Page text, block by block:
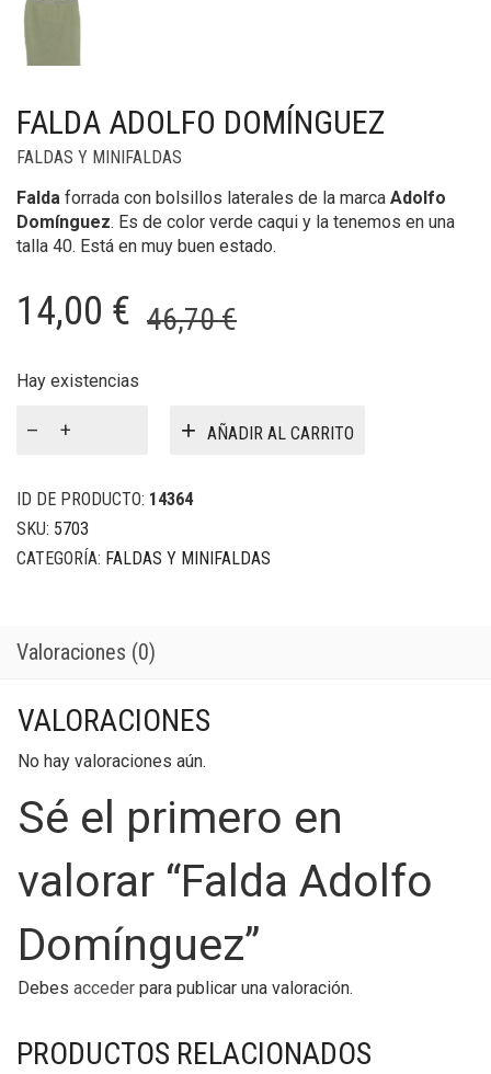
FALDA ADOLFO DOMÍNGUEZ
FALDAS Y MINIFALDAS
Falda forrada con bolsillos laterales de la marca Adolfo
Domínguez. Es de color verde caqui y la tenemos en una
talla 40. Está en muy buen estado.
46,70€El
era:
14,00 €
El
es:
Hay existencias
Adolfo
cantidad
AÑADIR AL CARRITO
ID DE PRODUCTO: 14364
SKU: 5703
CATEGORÍA: FALDAS Y MINIFALDAS
Valoraciones (0)
VALORACIONES
No hay valoraciones aún.
Sé el primero en
valorar “Falda Adolfo
Domínguez”
Debes acceder para publicar una valoración.
PRODUCTOS RELACIONADOS